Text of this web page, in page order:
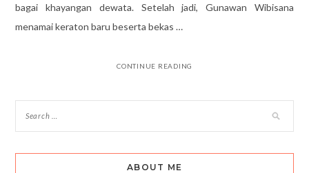
bagai khayangan dewata. Setelah jadi, Gunawan Wibisana
menamai keraton baru beserta bekas …
CONTINUE READING
ABOUT ME